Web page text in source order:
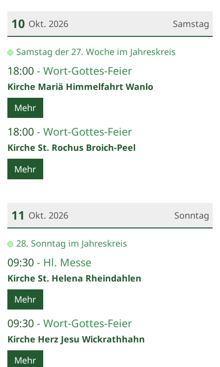
Samstag
10 Okt. 2026
Datum: 10. Oktober 2026
Samstag der 27. Woche im Jahreskreis
18:00 Wort-Gottes-Feier
Kirche Mariä Himmelfahrt Wanlo
Mehr
18:00 Wort-Gottes-Feier
Kirche St. Rochus Broich-Peel
Mehr
Sonntag
11 Okt. 2026
Datum: 11. Oktober 2026
28. Sonntag im Jahreskreis
09:30 Hl. Messe
Kirche St. Helena Rheindahlen
Mehr
09:30 Wort-Gottes-Feier
Kirche Herz Jesu Wickrathhahn
Mehr